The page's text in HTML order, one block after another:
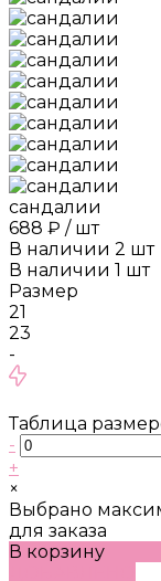
сандалии
688 ₽ / шт
В наличии 2 шт
В наличии 1 шт
Размер
21
23
-
Таблица
-
+
×
Выбрано
для заказа
В корзину